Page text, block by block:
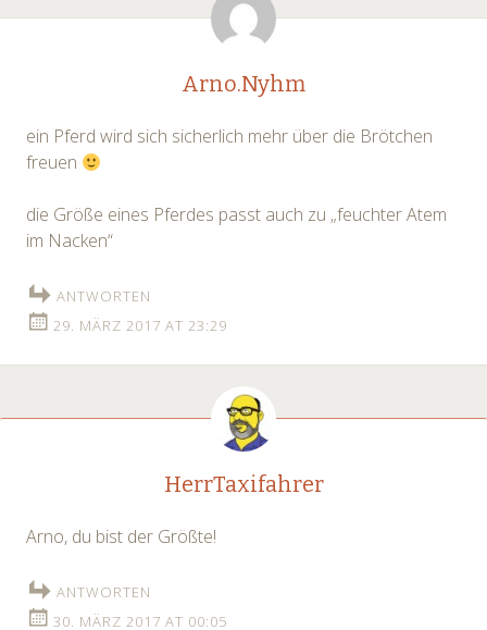
Arno.Nyhm
ein Pferd wird sich sicherlich mehr über die Brötchen
freuen
die Größe eines Pferdes passt auch zu „feuchter Atem
im Nacken“
ANTWORTEN
29. MÄRZ 2017 AT 23:29
HerrTaxifahrer
Arno, du bist der Größte!
ANTWORTEN
30. MÄRZ 2017 AT 00:05